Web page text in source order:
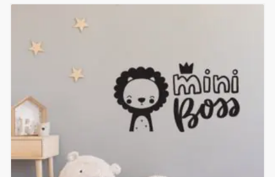
ima
više
mogu
odabrati
na
stranici
proizvoda